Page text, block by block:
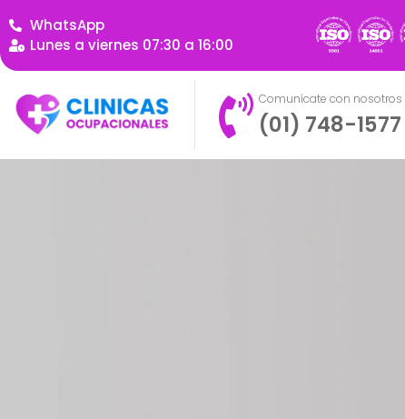
WhatsApp
Lunes a viernes 07:30 a 16:00
Comunícate con nosotros
(01) 748-1577